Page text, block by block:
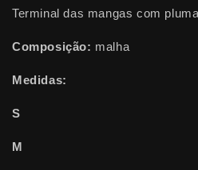
Terminal das mangas com
Composição: malha
Medidas:
S
M